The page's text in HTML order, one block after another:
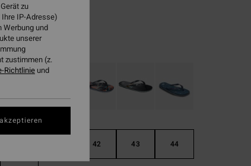
42 43 44
zu
IP-Adresse)
Werbung und
unserer
zustimmen (z.
Richtlinie und